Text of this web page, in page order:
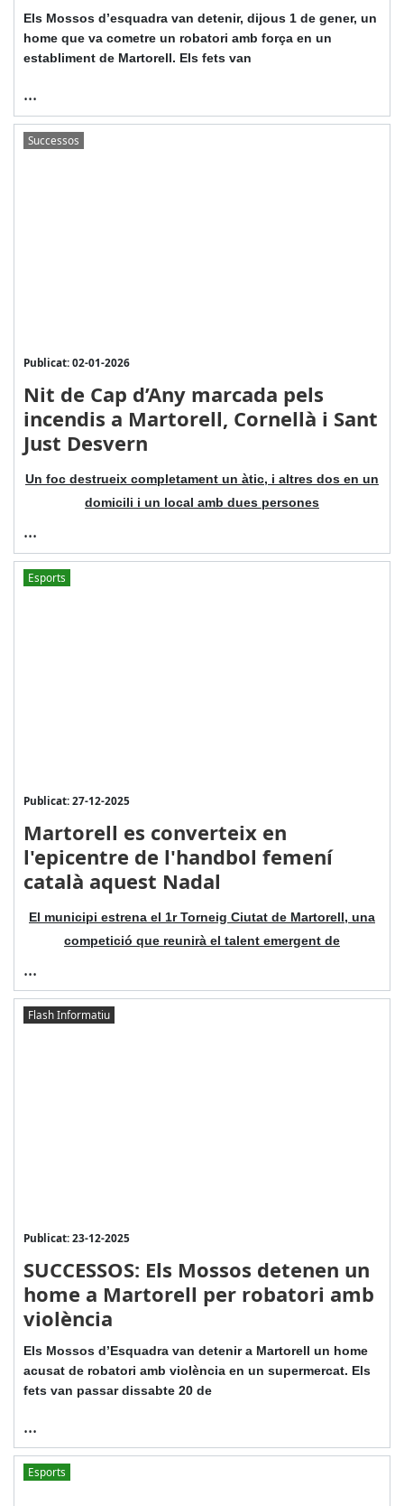
Els Mossos d’esquadra van detenir, dijous 1 de gener, un
home que va cometre un robatori amb força en un
establiment de Martorell. Els fets van
...
Successos
Publicat: 02-01-2026
Nit de Cap d’Any marcada pels
incendis a Martorell, Cornellà i Sant
Just Desvern
Un foc destrueix completament un àtic, i altres dos en un
domicili i un local amb dues persones
...
Esports
Publicat: 27-12-2025
Martorell es converteix en
l'epicentre de l'handbol femení
català aquest Nadal
El municipi estrena el 1r Torneig Ciutat de Martorell, una
competició que reunirà el talent emergent de
...
Flash Informatiu
Publicat: 23-12-2025
SUCCESSOS: Els Mossos detenen un
home a Martorell per robatori amb
violència
Els Mossos d’Esquadra van detenir a Martorell un home
acusat de robatori amb violència en un supermercat. Els
fets van passar dissabte 20 de
...
Esports